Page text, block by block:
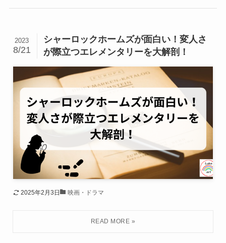
シャーロックホームズが面白い！変人さ
が際立つエレメンタリーを大解剖！
2023
8/21
2025年2月3日 映画・ドラマ